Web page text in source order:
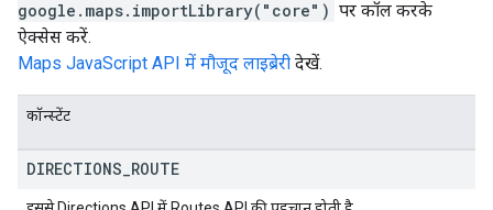
google.maps.importLibrary("core") पर कॉल करके
ऐक्सेस करें.
Maps JavaScript API में मौजूद लाइब्रेरी देखें.
कॉन्स्टेंट
DIRECTIONS ROUTE